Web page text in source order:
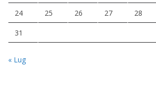
24 25 26 27 28
31
« Lug